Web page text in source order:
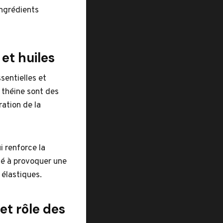
huiles
et
sont des
de la
renforce la
à provoquer une
rôle des